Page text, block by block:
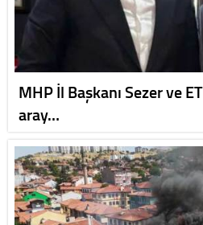
MHP İl Başkanı Sezer ve
aray…